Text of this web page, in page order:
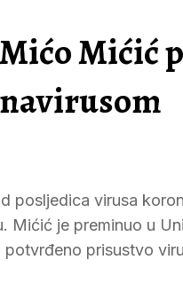
Mićić
posljedica virusa
Mićić je preminuo u
potvrđeno prisustvo